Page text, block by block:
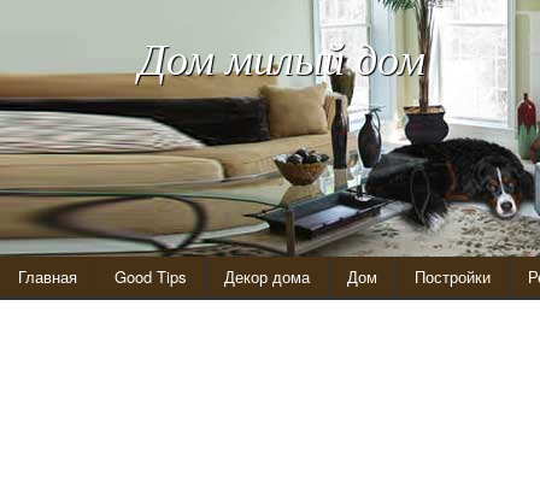
Дом милый дом
Главная Good Tips Декор дома Дом Постройки